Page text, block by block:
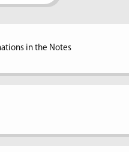
in the Notes